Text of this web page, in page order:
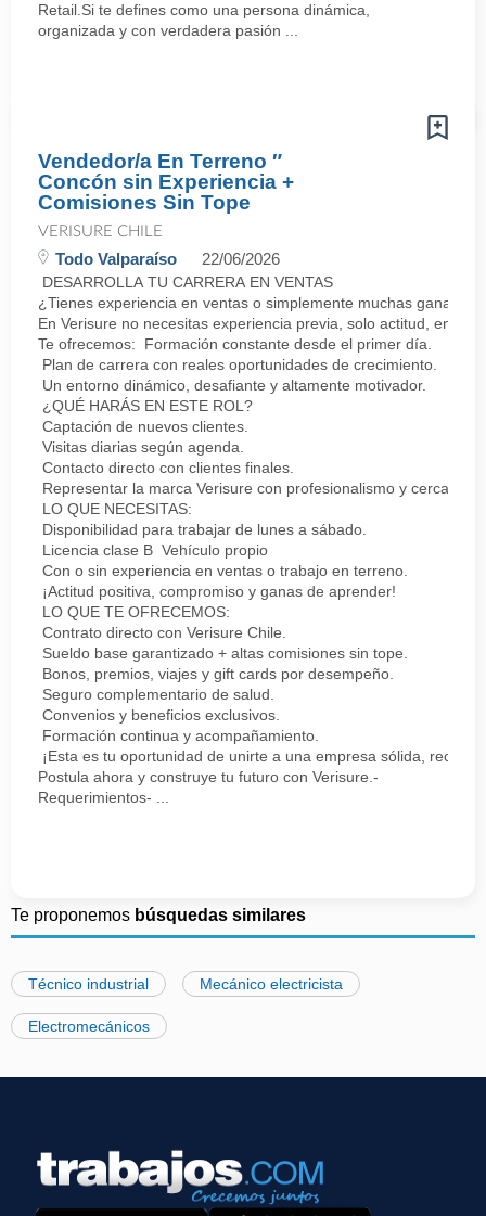
Retail.Si te defines como una persona dinámica,
organizada y con verdadera pasión ...
Vendedor/a En Terreno ″
Concón sin Experiencia +
Comisiones Sin Tope
VERISURE CHILE
Todo Valparaíso 22/06/2026
DESARROLLA TU CARRERA EN VENTAS
¿Tienes experiencia en ventas o simplemente muchas ganas
En Verisure no necesitas experiencia previa, solo actitud,
Te ofrecemos: Formación constante desde el primer día.
Plan de carrera con reales oportunidades de crecimiento.
Un entorno dinámico, desafiante y altamente motivador.
¿QUÉ HARÁS EN ESTE ROL?
Captación de nuevos clientes.
Visitas diarias según agenda.
Contacto directo con clientes finales.
Representar la marca Verisure con profesionalismo y cercanía.
LO QUE NECESITAS:
Disponibilidad para trabajar de lunes a sábado.
Licencia clase B Vehículo propio
Con o sin experiencia en ventas o trabajo en terreno.
¡Actitud positiva, compromiso y ganas de aprender!
LO QUE TE OFRECEMOS:
Contrato directo con Verisure Chile.
Sueldo base garantizado + altas comisiones sin tope.
Bonos, premios, viajes y gift cards por desempeño.
Seguro complementario de salud.
Convenios y beneficios exclusivos.
Formación continua y acompañamiento.
¡Esta es tu oportunidad de unirte a una empresa sólida,
Postula ahora y construye tu futuro con Verisure.-
Requerimientos- ...
Te proponemos búsquedas similares
Técnico industrial Mecánico electricista
Electromecánicos